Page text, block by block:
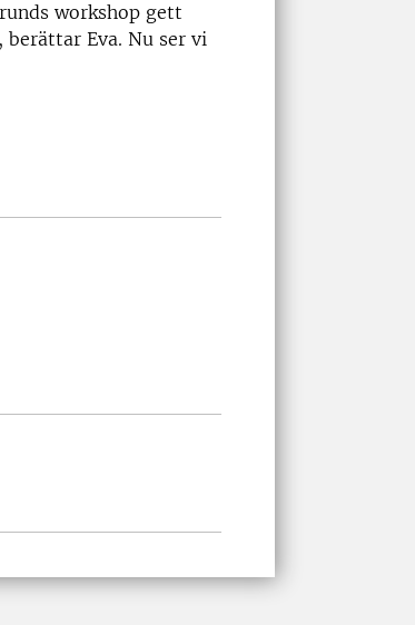
workshop gett
Eva. Nu ser vi